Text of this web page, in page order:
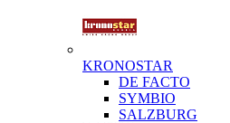
KRONOSTAR
DE FACTO
SYMBIO
SALZBURG